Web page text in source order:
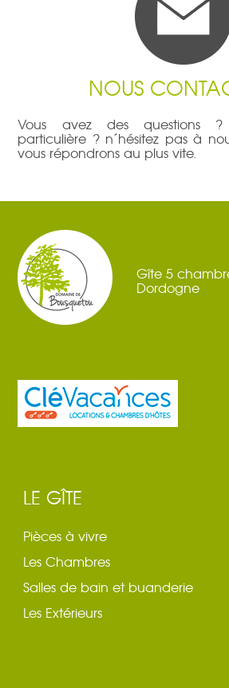
NOUS
Vous avez des questions
particulière ? n´hésitez pas à
vous répondrons au plus vite.
Gîte 5
Dordogne
LE GÎTE
Pièces à vivre
Les Chambres
Salles de bain et buanderie
Les Extérieurs